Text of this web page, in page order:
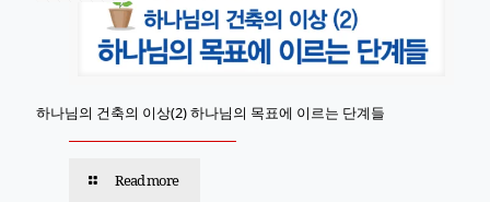
하나님의 건축의 이상(2) 하나님의 목표에 이르는 단계들
Read more